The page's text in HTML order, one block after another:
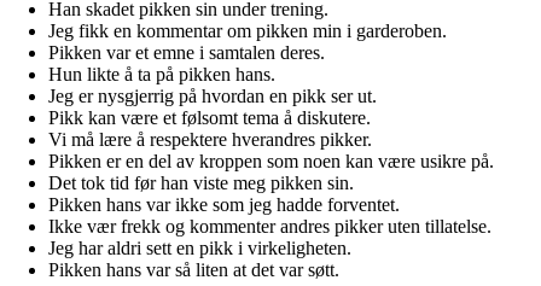
Han skadet pikken sin under trening.
Jeg fikk en kommentar om pikken min i garderoben.
Pikken var et emne i samtalen deres.
Hun likte å ta på pikken hans.
Jeg er nysgjerrig på hvordan en pikk ser ut.
Pikk kan være et følsomt tema å diskutere.
Vi må lære å respektere hverandres pikker.
Pikken er en del av kroppen som noen kan være usikre på.
Det tok tid før han viste meg pikken sin.
Pikken hans var ikke som jeg hadde forventet.
Ikke vær frekk og kommenter andres pikker uten tillatelse.
Jeg har aldri sett en pikk i virkeligheten.
Pikken hans var så liten at det var søtt.